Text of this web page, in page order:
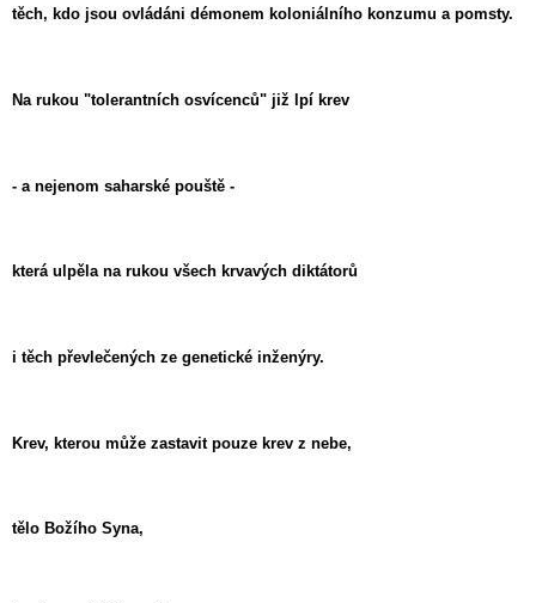
těch, kdo jsou ovládáni démonem koloniálního konzumu a pomsty.
Na rukou "tolerantních osvícenců" již lpí krev
- a nejenom saharské pouště -
která ulpěla na rukou všech krvavých diktátorů
i těch převlečených ze genetické inženýry.
Krev, kterou může zastavit pouze krev z nebe,
tělo Božího Syna,